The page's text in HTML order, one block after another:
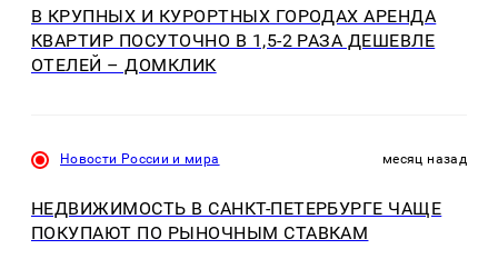
В КРУПНЫХ И КУРОРТНЫХ ГОРОДАХ АРЕНДА
КВАРТИР ПОСУТОЧНО В 1,5-2 РАЗА ДЕШЕВЛЕ
ОТЕЛЕЙ – ДОМКЛИК
Новости России и мира месяц назад
НЕДВИЖИМОСТЬ В САНКТ-ПЕТЕРБУРГЕ ЧАЩЕ
ПОКУПАЮТ ПО РЫНОЧНЫМ СТАВКАМ